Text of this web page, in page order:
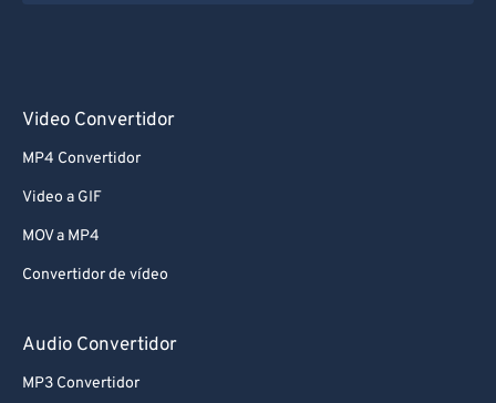
Video Convertidor
MP4 Convertidor
Video a GIF
MOV a MP4
Convertidor de vídeo
Audio Convertidor
MP3 Convertidor